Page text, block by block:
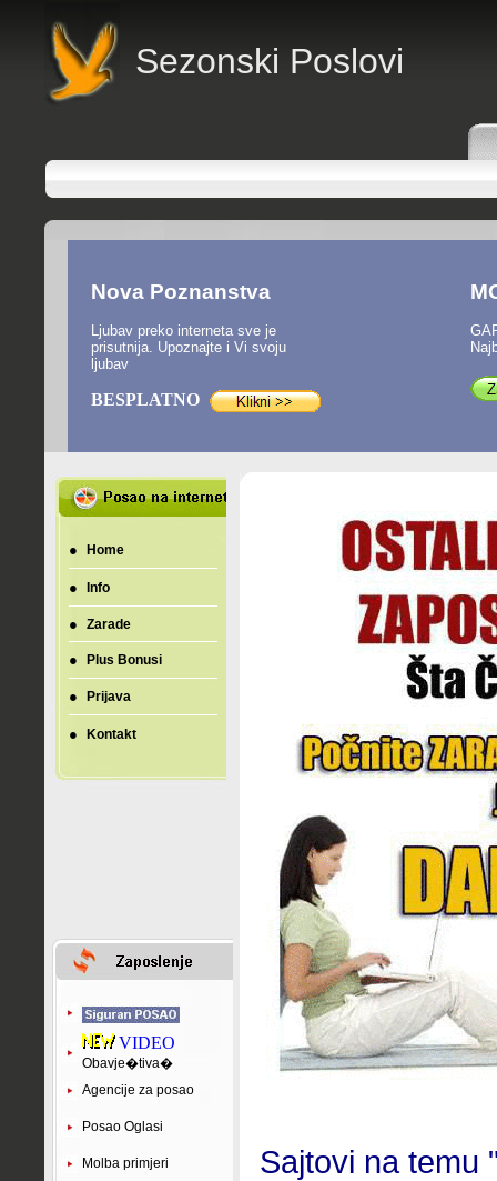
Sezonski Poslovi
Nova Poznanstva
Ljubav preko interneta sve je
prisutnija. Upoznajte i Vi svoju
ljubav
BESPLATNO
● Home
● Info
● Zarade
● Plus Bonusi
● Prijava
● Kontakt
VIDEO
Obavje�tiva�
Agencije za posao
Posao Oglasi
Molba primjeri Sajtovi na temu